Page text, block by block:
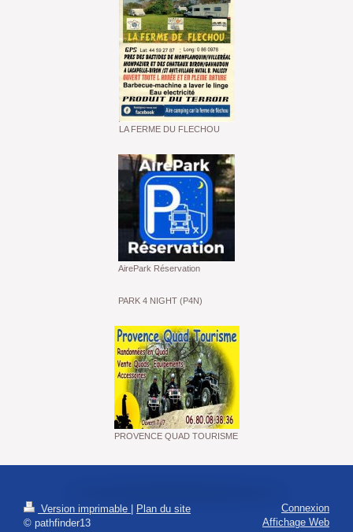
LA FERME DU FLECHOU
AirePark Réservation
PARK 4 NIGHT (P4N)
PROVENCE QUAD TOURISME
Version imprimable
Plan du site
© pathfinder13
Connexion
Affichage Web